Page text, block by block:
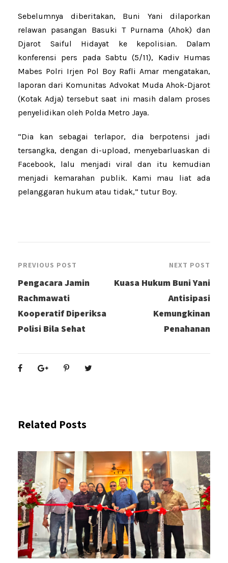
Sebelumnya diberitakan, Buni Yani dilaporkan
relawan pasangan Basuki T Purnama (Ahok) dan
Djarot Saiful Hidayat ke kepolisian. Dalam
konferensi pers pada Sabtu (5/11), Kadiv Humas
Mabes Polri Irjen Pol Boy Rafli Amar mengatakan,
laporan dari Komunitas Advokat Muda Ahok-Djarot
(Kotak Adja) tersebut saat ini masih dalam proses
penyelidikan oleh Polda Metro Jaya.
“Dia kan sebagai terlapor, dia berpotensi jadi
tersangka, dengan di-upload, menyebarluaskan di
Facebook, lalu menjadi viral dan itu kemudian
menjadi kemarahan publik. Kami mau liat ada
pelanggaran hukum atau tidak,” tutur Boy.
PREVIOUS POST
Pengacara Jamin
Rachmawati
Kooperatif Diperiksa
Polisi Bila Sehat
NEXT POST
Kuasa Hukum Buni Yani
Antisipasi
Kemungkinan
Penahanan
Related Posts